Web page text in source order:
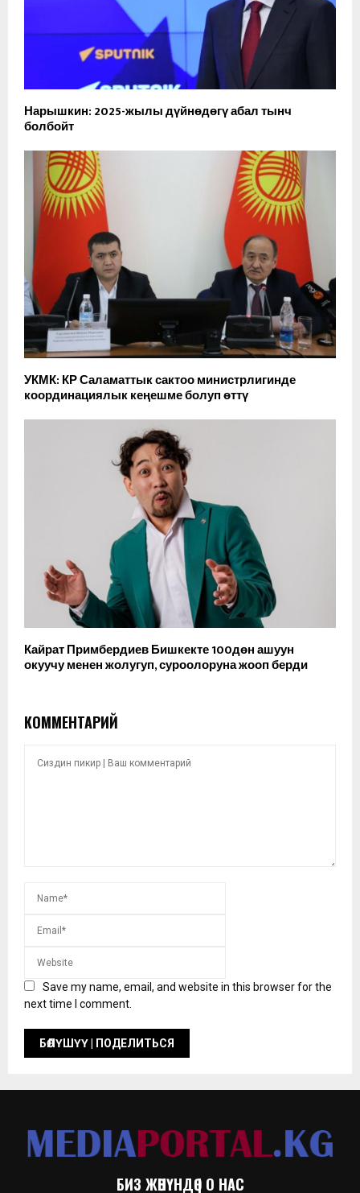
Нарышкин: 2025-жылы дүйнөдөгү абал тынч
болбойт
УКМК: КР Саламаттык сактоо министрлигинде
координациялык кеңешме болуп өттү
Кайрат Примбердиев Бишкекте 100дөн ашуун
окуучу менен жолугуп, суроолоруна жооп берди
КОММЕНТАРИЙ
Save my name, email, and website in this browser for the
next time I comment.
БИЗ ЖӨНҮНДӨ | О НАС